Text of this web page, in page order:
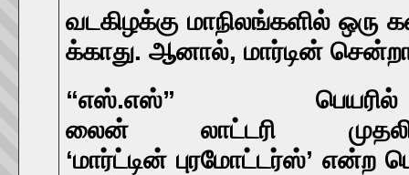
வடகிழக்கு மாநிலங்களில் ஒரு
க்காது. ஆனால், மார்டின்
“எஸ்.எஸ்”பெயரில்
லைன்
லாட்டரி
‘மார்ட்டின் புரமோட்டர்ஸ்’என்ற